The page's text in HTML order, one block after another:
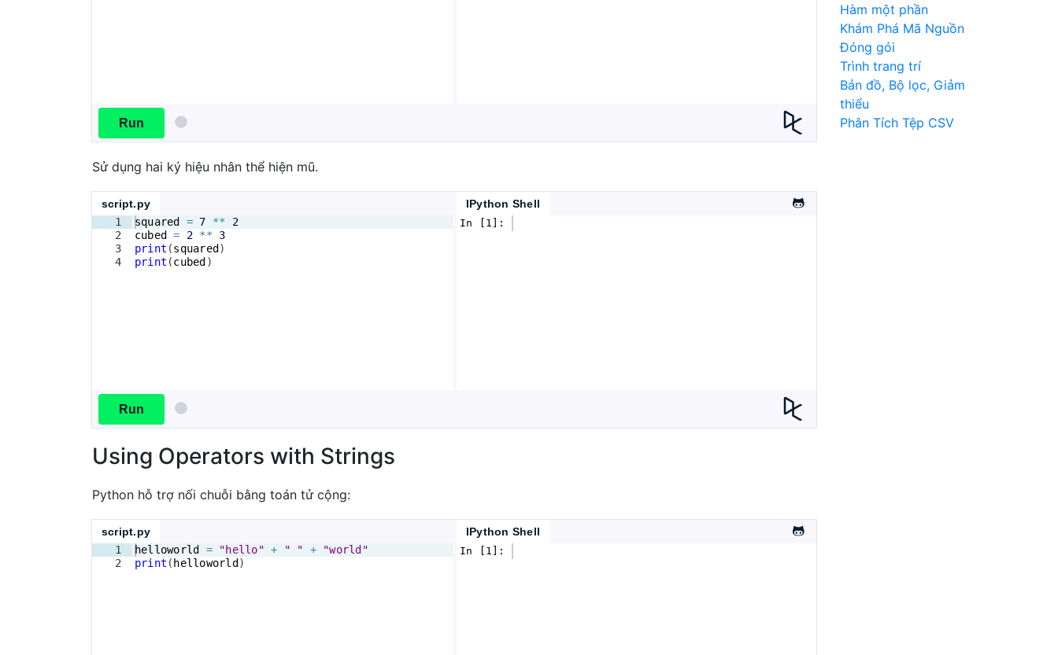
Run
Sử dụng hai ký hiệu nhân thể hiện mũ.
script.py
1
2
3
4
squared = 7 **
2
cubed
= 2 **
3
print (squared )
print (cubed )
IPython Shell
In [1]:
Run
Using Operators with Strings
Python hỗ trợ nối chuỗi bằng toán tử cộng:
script.py
1
2
helloworld = "hello" + " " +
"world"
print ( helloworld )
IPython Shell
In [1]:
Hàm một phần
Khám Phá Mã Nguồn
Đóng gói
Trình trang trí
Bản đồ, Bộ lọc, Giảm
thiểu
Phân Tích Tệp CSV